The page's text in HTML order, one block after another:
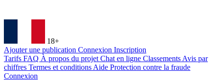
18+
Ajouter une publication Connexion Inscription
Tarifs FAQ À propos du projet Chat en ligne Classements Avis par
chiffres Termes et conditions Aide Protection contre la fraude
Connexion